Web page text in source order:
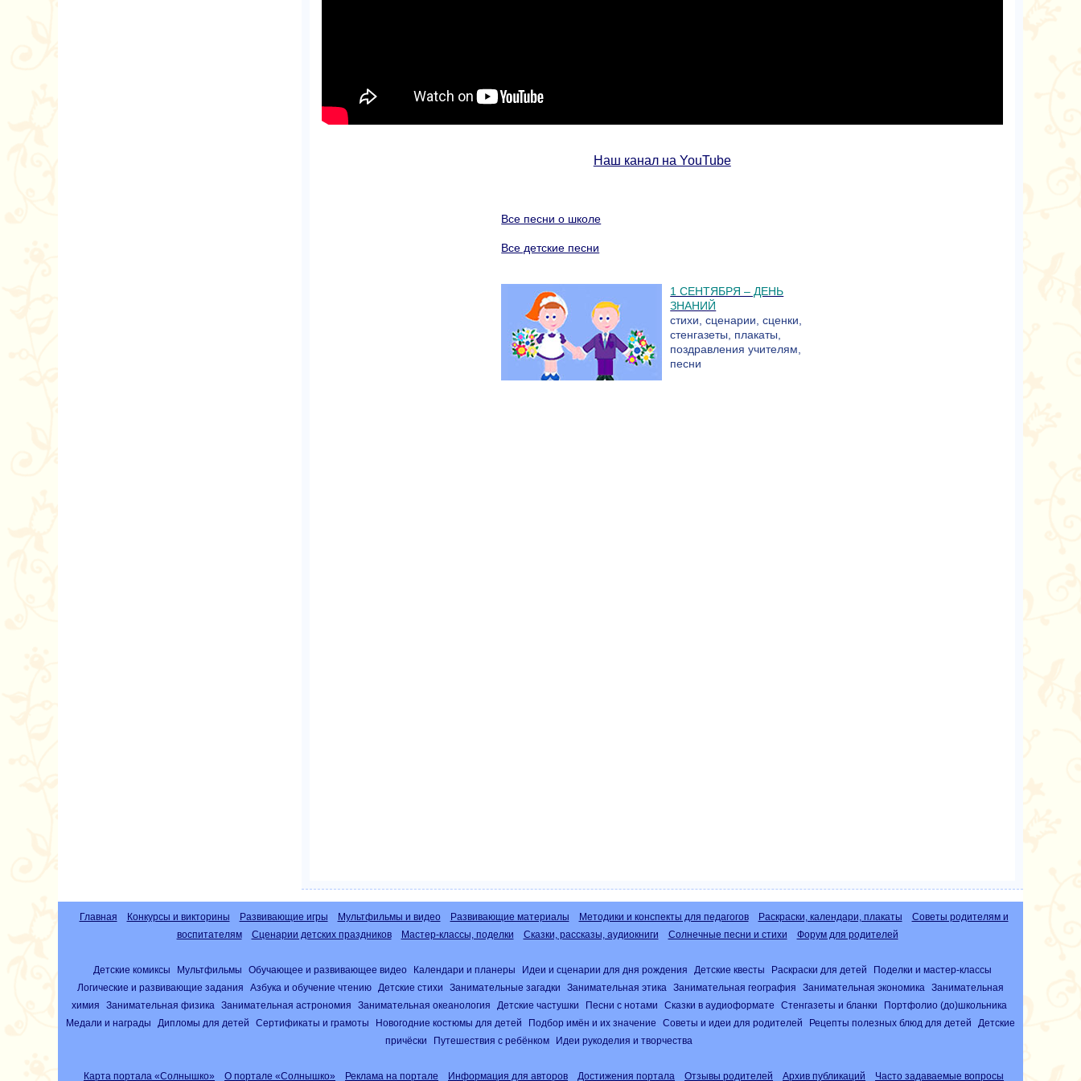
Наш канал на YouTube
Все песни о школе
Все детские песни
1 СЕНТЯБРЯ – ДЕНЬ
ЗНАНИЙ
стихи, сценарии, сценки,
стенгазеты, плакаты,
поздравления учителям,
песни
Главная Конкурсы и викторины Развивающие игры Мультфильмы и видео Развивающие материалы Методики и конспекты для педагогов Раскраски, календари, плакаты
Советы родителям и
воспитателям
Сценарии детских праздников Мастер-классы, поделки Сказки, рассказы, аудиокниги Солнечные песни и стихи Форум для родителей
Детские комиксы Мультфильмы Обучающее и развивающее видео Календари и планеры Идеи и сценарии для дня рождения Детские квесты Раскраски для детей
Поделки и мастер-классы
Логические и развивающие задания
Азбука и обучение чтению Детские стихи Занимательные загадки Занимательная этика Занимательная география Занимательная экономика
Занимательная
химия
Занимательная физика Занимательная астрономия Занимательная океанология Детские частушки Песни с нотами Сказки в аудиоформате Стенгазеты и бланки
Портфолио (до)школьника
Медали и награды
Дипломы для детей Сертификаты и грамоты Новогодние костюмы для детей Подбор имён и их значение Советы и идеи для родителей Рецепты полезных блюд для детей
Детские
причёски
Путешествия с ребёнком Идеи рукоделия и творчества
Карта портала «Солнышко» О портале «Солнышко» Реклама на портале Информация для авторов Достижения портала Отзывы родителей Архив публикаций Часто задаваемые вопросы